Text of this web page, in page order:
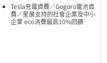
Tesla充電資費／Gogoro電池資
費／星展支持的社會企業及中小
企業 eco消費最高10%回饋